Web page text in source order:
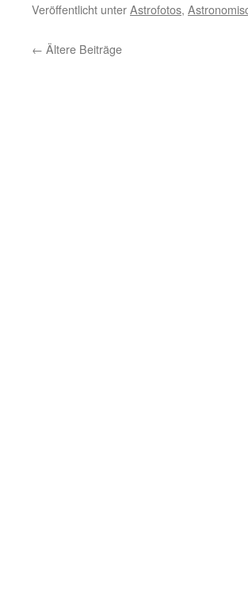
Veröffentlicht unterAstrofotos,
← Ältere Beiträge